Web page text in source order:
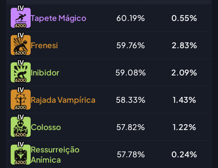
IV
6200
Tapete Mágico 60.19% 0.55%
IV
6200
Frenesi 59.76% 2.83%
IV
6200
Inibidor 59.08% 2.09%
IV
6200
Rajada Vampírica 58.33% 1.43%
IV
6200
Colosso 57.82% 1.22%
IV
6200
Ressurreição
Anímica
57.78% 0.24%